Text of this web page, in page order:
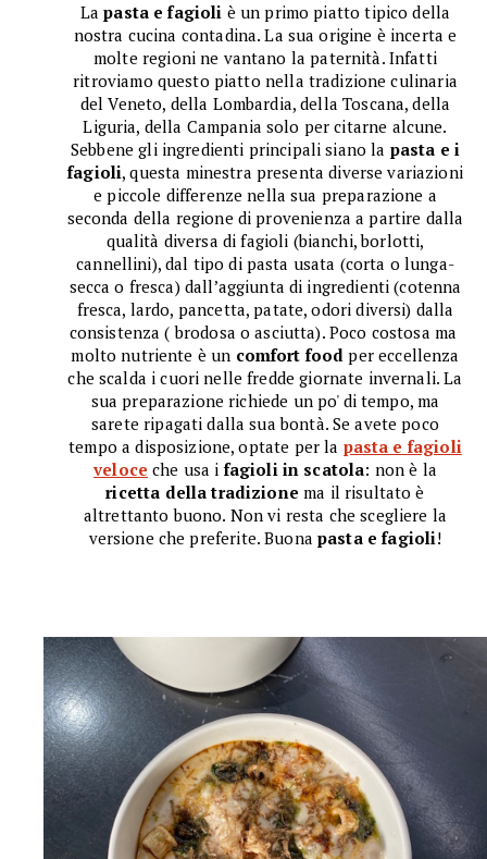
Lapasta e fagioli è un primo piatto tipico della
nostra cucina contadina. La sua origine è incerta e
molte regioni ne vantano la paternità. Infatti
ritroviamo questo piatto nella tradizione culinaria
del Veneto, della Lombardia, della Toscana, della
Liguria, della Campania solo per citarne alcune.
Sebbene gli ingredienti principali siano la pasta e i
fagioli, questa minestra presenta diverse variazioni
e piccole differenze nella sua preparazione a
seconda della regione di provenienza a partire dalla
qualità diversa di fagioli (bianchi, borlotti,
cannellini), dal tipo di pasta usata (corta o lunga-
secca o fresca) dall’aggiunta di ingredienti (cotenna
fresca, lardo, pancetta, patate, odori diversi) dalla
consistenza ( brodosa o asciutta). Poco costosa ma
molto nutriente è un comfort food per eccellenza
che scalda i cuori nelle fredde giornate invernali. La
sua preparazione richiede un po' di tempo, ma
sarete ripagati dalla sua bontà. Se avete poco
tempo a disposizione, optate per la pasta e fagioli
veloce che usa i fagioli in scatola: non è la
ricetta della tradizionema il risultato è
altrettanto buono. Non vi resta che scegliere la
versione che preferite. Buonapasta e fagioli!